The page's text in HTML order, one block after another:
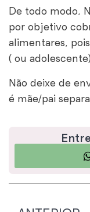
De todo modo,
por objetivo
alimentares,
( ou
Não deixe de
é mãe/pai